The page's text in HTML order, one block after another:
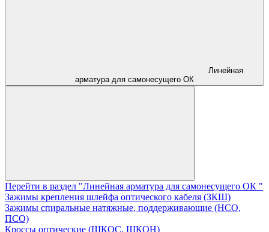
Линейная
арматура для самонесущего ОК
Перейти в раздел "Линейная арматура для самонесущего ОК "
Зажимы крепления шлейфа оптического кабеля (ЗКШ)
Зажимы спиральные натяжные, поддерживающие (НСО,
ПСО)
Кроссы оптические (ШКОС, ШКОН)